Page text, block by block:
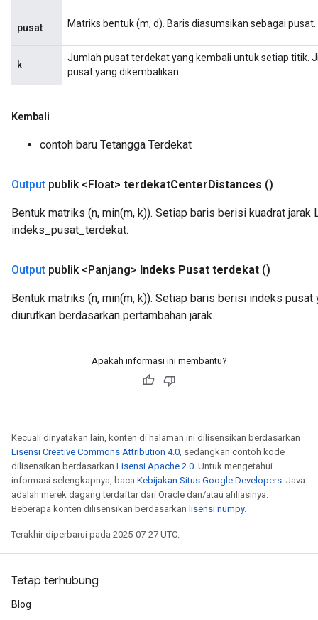
pusat Matriks bentuk (m, d). Baris diasumsikan sebagai pusat.
k
Jumlah pusat terdekat yang kembali untuk setiap titik.
pusat yang dikembalikan.
Kembali
contoh baru Tetangga Terdekat
Output publik <Float> terdekatCenterDistances ()
Bentuk matriks (n, min(m, k)). Setiap baris berisi kuadrat
indeks_pusat_terdekat.
Output publik <Panjang> Indeks Pusat terdekat ()
Bentuk matriks (n, min(m, k)). Setiap baris berisi indeks
diurutkan berdasarkan pertambahan jarak.
Apakah informasi ini membantu?
Kecuali dinyatakan lain, konten di halaman ini dilisensikan berdasarkan
Lisensi Creative Commons Attribution 4.0, sedangkan contoh kode
dilisensikan berdasarkan Lisensi Apache 2.0. Untuk mengetahui
informasi selengkapnya, baca Kebijakan Situs Google Developers. Java
adalah merek dagang terdaftar dari Oracle dan/atau afiliasinya.
Beberapa konten dilisensikan berdasarkan lisensi numpy.
Terakhir diperbarui pada 2025-07-27 UTC.
Tetap terhubung
Blog